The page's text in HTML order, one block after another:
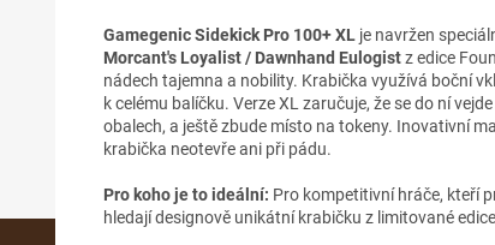
Gamegenic Sidekick Pro 100+ XL je navržen
Morcant's Loyalist / Dawnhand Eulogistz edice
nádech tajemna a nobility. Krabička využívá boční
k celému balíčku. Verze XL zaručuje, že se do ní
obalech, a ještě zbude místo na tokeny. Inovativní
krabička neotevře ani při pádu.
Pro koho je to ideální: Pro kompetitivní hráče, kteří
hledají designově unikátní krabičku z limitované